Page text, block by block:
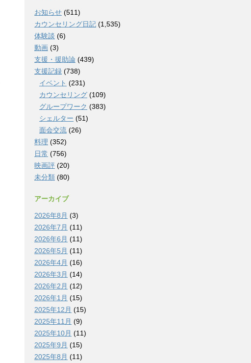
お知らせ (511)
カウンセリング日記 (1,535)
体験談 (6)
動画 (3)
支援・援助論 (439)
支援記録 (738)
イベント (231)
カウンセリング (109)
グループワーク (383)
シェルター (51)
面会交流 (26)
料理 (352)
日常 (756)
映画評 (20)
未分類 (80)
アーカイブ
2026年8月 (3)
2026年7月 (11)
2026年6月 (11)
2026年5月 (11)
2026年4月 (16)
2026年3月 (14)
2026年2月 (12)
2026年1月 (15)
2025年12月 (15)
2025年11月 (9)
2025年10月 (11)
2025年9月 (15)
2025年8月 (11)